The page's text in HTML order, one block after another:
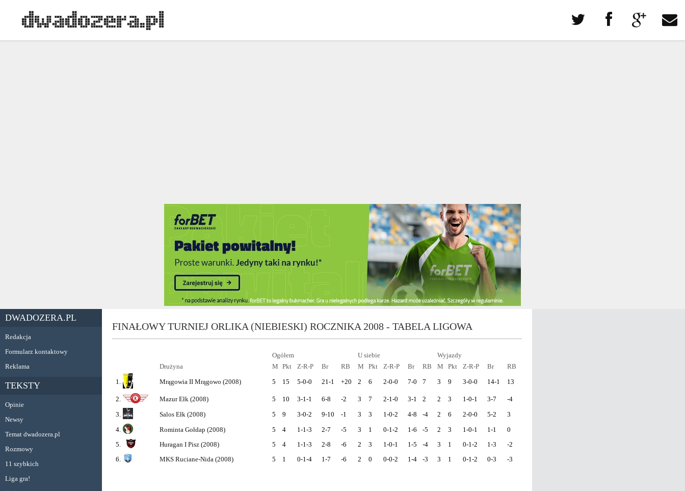
DWADOZERA.PL
Redakcja
Formularz kontaktowy
Reklama
TEKSTY
Opinie
Newsy
Temat dwadozera.pl
Rozmowy
11 szybkich
Liga gra!
FINAŁOWY TURNIEJ ORLIKA (NIEBIESKI) ROCZNIKA 2008 - TABELA LIGOWA
Ogółem U siebie
Wyjazdy
Drużyna
M Pkt Z-R-P Br RB M Pkt Z-R-P Br RB M Pkt Z-R-P Br
RB
1.
Mrągowia II Mrągowo (2008) 5 15 5-0-0 21-1 +20 2 6 2-0-0 7-0 7 3 9 3-0-0 14-1 13
2. Mazur Ełk (2008) 5 10 3-1-1 6-8 -2 3 7 2-1-0 3-1 2 2 3 1-0-1 3-7
-4
3.
Salos Ełk (2008) 5 9 3-0-2 9-10 -1 3 3 1-0-2 4-8 -4 2 6 2-0-0 5-2
3
4.
Rominta Gołdap (2008) 5 4 1-1-3 2-7 -5 3 1 0-1-2 1-6 -5 2 3 1-0-1 1-1
0
5.
Huragan I Pisz (2008) 5 4 1-1-3 2-8 -6 2 3 1-0-1 1-5 -4 3 1 0-1-2 1-3
-2
6.
MKS Ruciane-Nida (2008) 5 1 0-1-4 1-7 -6 2 0 0-0-2 1-4 -3 3 1 0-1-2 0-3 -3